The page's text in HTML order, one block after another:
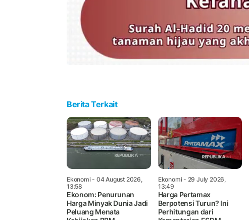
Berita Terkait
Ekonomi- 04 August 2026,
13:58
Ekonom: Penurunan
Harga Minyak Dunia Jadi
Peluang Menata
Ekonomi- 29 July 2026,
13:49
Harga Pertamax
Berpotensi Turun? Ini
Perhitungan dari